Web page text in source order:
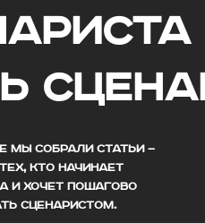
МЫ СОБРАЛИ СТАТЬИ —
КТО НАЧИНАЕТ
И ХОЧЕТ ПОШАГОВО
СЦЕНАРИСТОМ.